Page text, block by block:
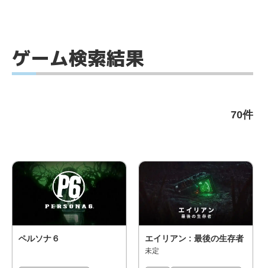
ゲーム検索結果
70件
ペルソナ６ エイリアン : 最後の生存者
未定